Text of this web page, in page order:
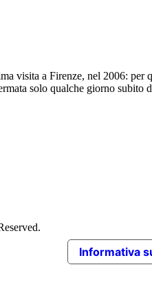
visita a Firenze, nel 2006:
solo qualche giorno
Informativa